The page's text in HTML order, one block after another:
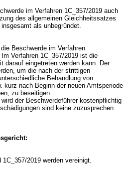
im Verfahren 1C_357/2019 auch
des allgemeinen Gleichheitssatzes
als unbegründet.
Beschwerde im Verfahren
Verfahren 1C_357/2019 ist die
darauf eingetreten werden kann. Der
um die nach der strittigen
Behandlung von
kurz nach Beginn der neuen Amtsperiode
zu beseitigen.
der Beschwerdeführer kostenpflichtig
sind keine zuzusprechen
1C_357/2019 werden vereinigt.